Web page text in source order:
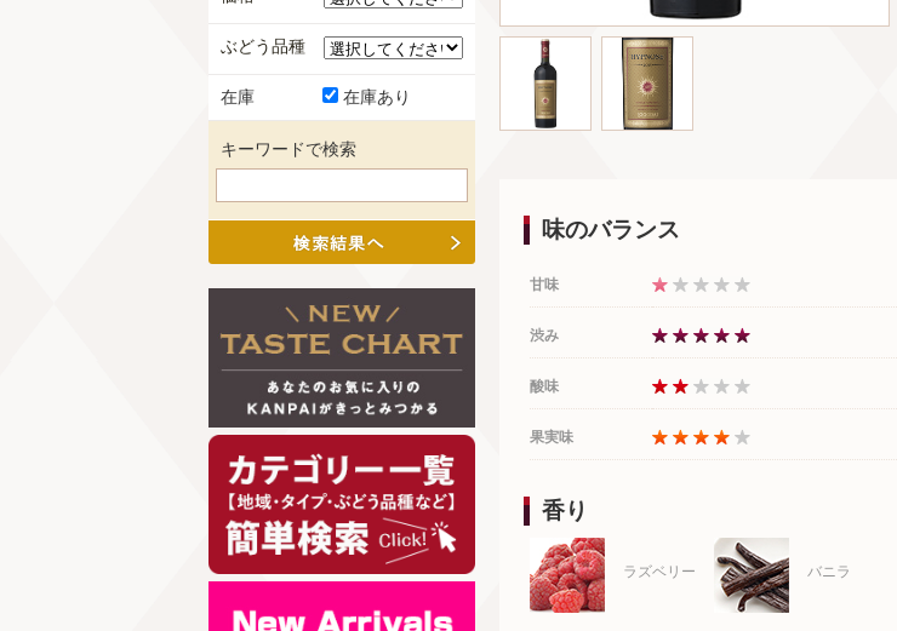
味のバランス
甘味
渋み
酸味
果実味
香り
ラズベリー バニラ
ぶどう品種
在庫 在庫あり
キーワードで検索